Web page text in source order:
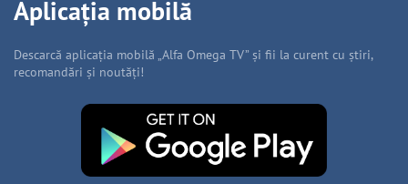
Aplicația mobilă
Descarcă aplicația mobilă „Alfa Omega TV” și fii la curent cu știri,
recomandări și noutăți!